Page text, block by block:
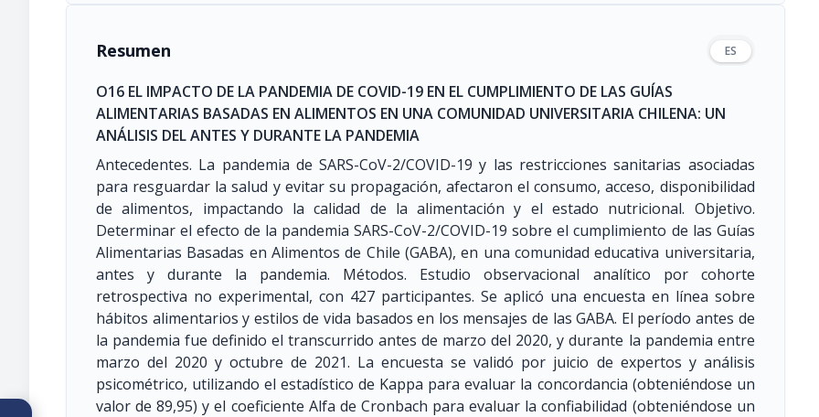
Resumen ES
O16 EL IMPACTO DE LA PANDEMIA DE COVID-19 EN EL CUMPLIMIENTO DE LAS GUÍAS
ALIMENTARIAS BASADAS EN ALIMENTOS EN UNA COMUNIDAD UNIVERSITARIA CHILENA: UN
ANÁLISIS DEL ANTES Y DURANTE LA PANDEMIA
Antecedentes. La pandemia de SARS-CoV-2/COVID-19 y las restricciones sanitarias asociadas
para resguardar la salud y evitar su propagación, afectaron el consumo, acceso, disponibilidad
de alimentos, impactando la calidad de la alimentación y el estado nutricional. Objetivo.
Determinar el efecto de la pandemia SARS-CoV-2/COVID-19 sobre el cumplimiento de las Guías
Alimentarias Basadas en Alimentos de Chile (GABA), en una comunidad educativa universitaria,
antes y durante la pandemia. Métodos. Estudio observacional analítico por cohorte
retrospectiva no experimental, con 427 participantes. Se aplicó una encuesta en línea sobre
hábitos alimentarios y estilos de vida basados en los mensajes de las GABA. El período antes de
la pandemia fue definido el transcurrido antes de marzo del 2020, y durante la pandemia entre
marzo del 2020 y octubre de 2021. La encuesta se validó por juicio de expertos y análisis
psicométrico, utilizando el estadístico de Kappa para evaluar la concordancia (obteniéndose un
valor de 89,95) y el coeficiente Alfa de Cronbach para evaluar la confiabilidad (obteniéndose un